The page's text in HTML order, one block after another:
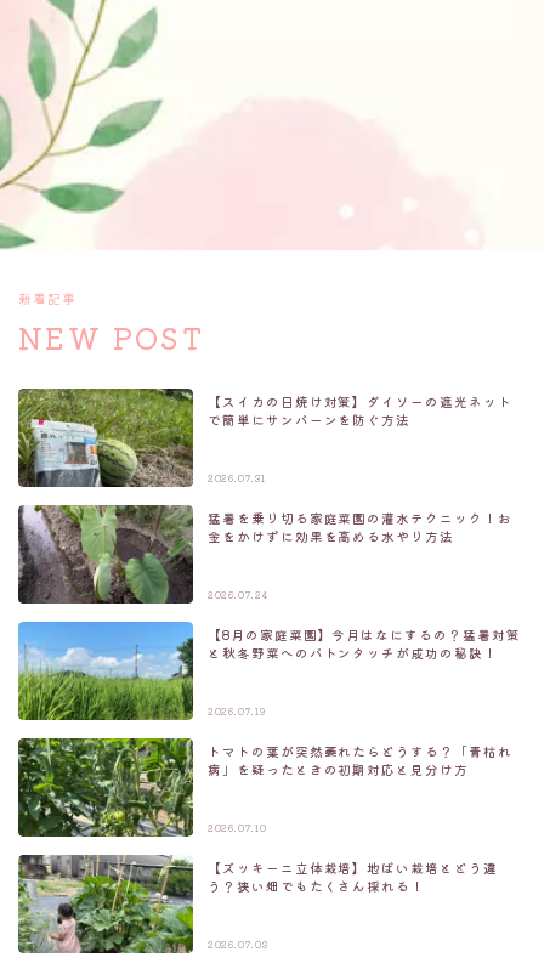
新着記事
NEW POST
【スイカの日焼け対策】ダイソーの遮光ネット
で簡単にサンバーンを防ぐ方法
2026.07.31
猛暑を乗り切る家庭菜園の灌水テクニック！お
金をかけずに効果を高める水やり方法
2026.07.24
【8月の家庭菜園】今月はなにするの？猛暑対策
と秋冬野菜へのバトンタッチが成功の秘訣！
2026.07.19
トマトの葉が突然萎れたらどうする？「青枯れ
病」を疑ったときの初期対応と見分け方
2026.07.10
【ズッキーニ立体栽培】地ばい栽培とどう違
う？狭い畑でもたくさん採れる！
2026.07.03